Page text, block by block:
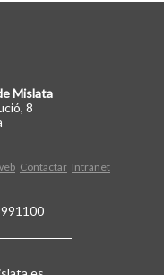
Mislata
8
Contactar Intranet